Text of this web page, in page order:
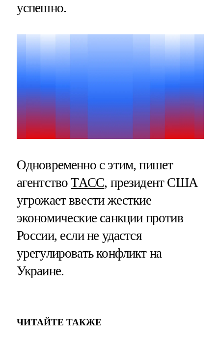
успешно.
Одновременно с этим, пишет
агентствоТАСС, президент США
угрожает ввести жесткие
экономические санкции против
России, если не удастся
урегулировать конфликт на
Украине.
ЧИТАЙТЕ ТАКЖЕ